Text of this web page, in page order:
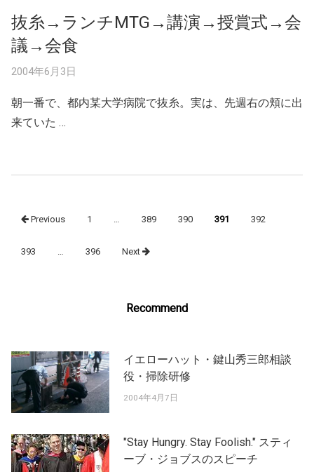
抜糸→ランチMTG→講演→授賞式→会
議→会食
2004年6月3日
朝一番で、都内某大学病院で抜糸。実は、先週右の頬に出
来ていた …
navigation
Previous 1 389 390 391 392
393 396 Next
Recommend
イエローハット・鍵山秀三郎相談
役・掃除研修
2004年4月7日
"Stay Hungry. Stay Foolish." スティ
ーブ・ジョブスのスピーチ